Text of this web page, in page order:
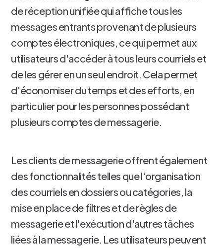
de réception unifiée qui affiche tous les
messages entrants provenant de plusieurs
comptes électroniques, ce qui permet aux
utilisateurs d'accéder à tous leurs courriels et
de les gérer en un seul endroit. Cela permet
d'économiser du temps et des efforts, en
particulier pour les personnes possédant
plusieurs comptes de messagerie.
Les clients de messagerie offrent également
des fonctionnalités telles que l'organisation
des courriels en dossiers ou catégories, la
mise en place de filtres et de règles de
messagerie et l'exécution d'autres tâches
liées à la messagerie. Les utilisateurs peuvent